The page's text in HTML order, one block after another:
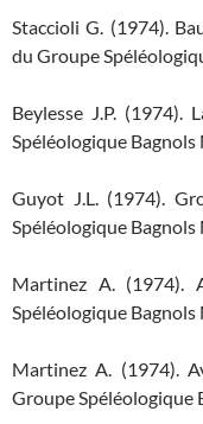
Staccioli G. (1974).
du Groupe
Beylesse J.P.
Spéléologique
Guyot J.L. (1974).
Spéléologique
Martinez A. (1974).
Spéléologique Bagnols
Martinez A. (1974).
Groupe Spéléologique